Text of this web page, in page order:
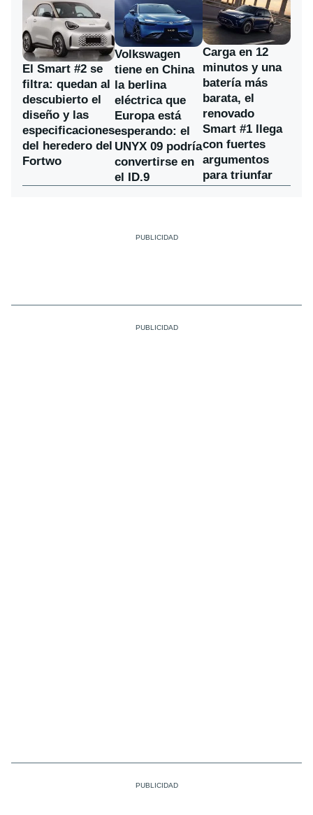
El Smart #2 se
filtra: quedan al
descubierto el
diseño y las
especificaciones
del heredero del
Fortwo
Volkswagen
tiene en China
la berlina
eléctrica que
Europa está
esperando: el
UNYX 09 podría
convertirse en
el ID.9
Carga en 12
minutos y una
batería más
barata, el
renovado
Smart #1 llega
con fuertes
argumentos
para triunfar